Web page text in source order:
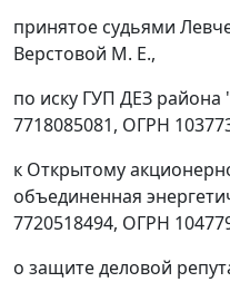
принятое судьями
Верстовой М. Е.,
по иску ГУП ДЕЗ
7718085081, ОГРН
к Открытому
объединенная
7720518494, ОГРН
о защите деловой